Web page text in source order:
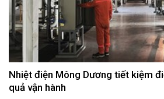
Nhiệt điện Mông Dương tiết kiệm
quả vận hành